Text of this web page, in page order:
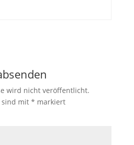
wird nicht veröffentlicht.
sind mit * markiert